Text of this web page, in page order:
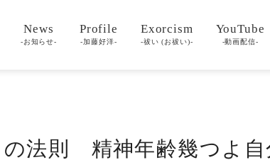
News
-お知らせ-
Profile
-加藤好洋-
Exorcism
-祓い (お祓い)-
YouTube
-動画配信-
法則 精神年齢幾つよ自